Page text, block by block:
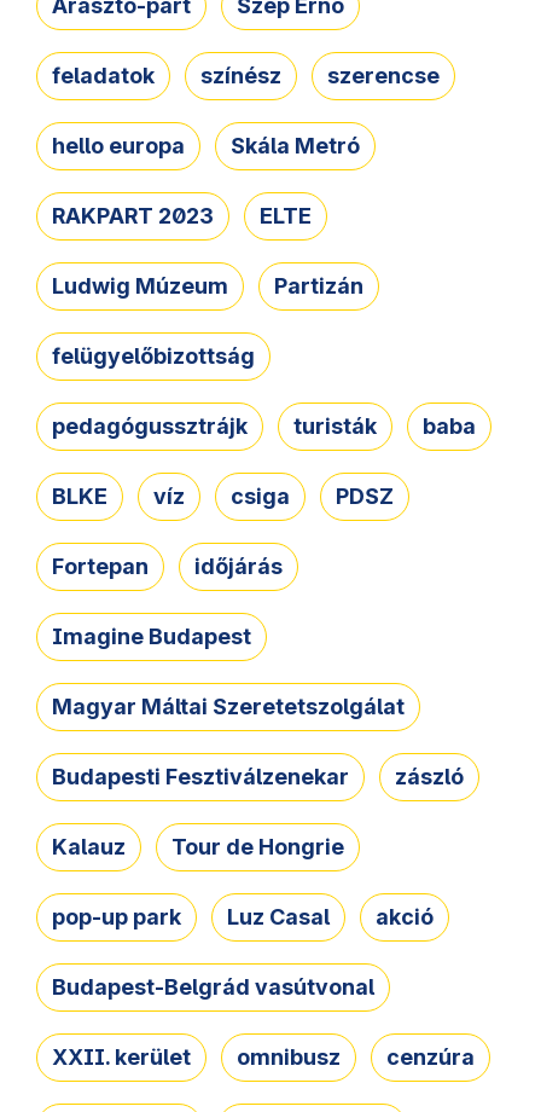
Árasztó-part Szép Ernő
feladatok színész szerencse
hello europa Skála Metró
RAKPART 2023 ELTE
Ludwig Múzeum Partizán
felügyelőbizottság
pedagógussztrájk turisták baba
BLKE víz csiga PDSZ
Fortepan időjárás
Imagine Budapest
Magyar Máltai Szeretetszolgálat
Budapesti Fesztiválzenekar zászló
Kalauz Tour de Hongrie
pop-up park Luz Casal akció
Budapest-Belgrád vasútvonal
XXII. kerület omnibusz cenzúra